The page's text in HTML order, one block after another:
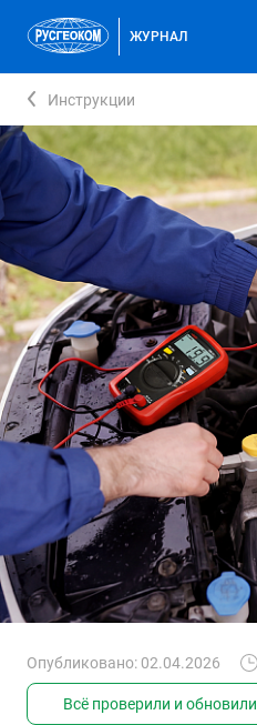
ЖУРНАЛ
Инструкции
Опубликовано: 02.04.2026
Всё проверили и обновили